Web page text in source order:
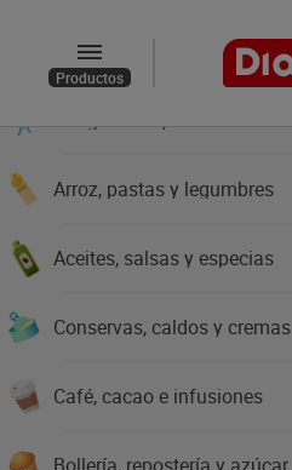
Productos
Yogures y postres
Congelados y helados
Arroz, pastas y legumbres
Aceites, salsas y especias
Conservas, caldos y cremas
Café, cacao e infusiones